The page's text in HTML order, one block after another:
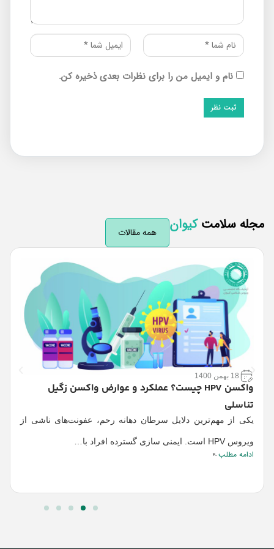
نام و ایمیل من را برای نظرات بعدی ذخیره کن.
سلامتکیوان همه مقالات
18 بهمن 1400
واکسن HPV چیست؟ عملکرد و عوارض واکسن زگیل
تناسلی
یکی از مهم‌ترین دلایل سرطان دهانه رحم، عفونت‌های ناشی از
ویروس HPV است. ایمنی سازی گسترده افراد با…
ادامه مطلب